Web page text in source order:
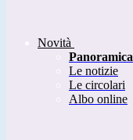
Novità
Panoramica
Le notizie
Le circolari
Albo online